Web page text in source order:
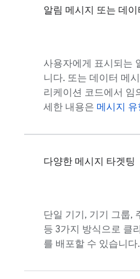
알림 메시지 또는 데
사용자에게 표시되는
니다. 또는 데이터 메
리케이션 코드에서 임
세한 내용은 메시지 유
다양한 메시지 타겟팅
단일 기기, 기기 그룹,
등 3가지 방식으로 클
를 배포할 수 있습니다.